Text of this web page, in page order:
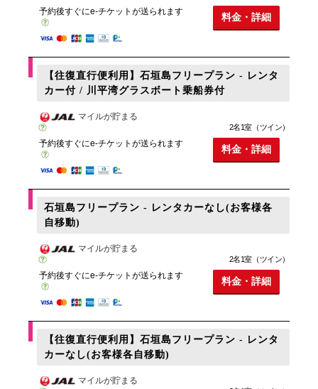
予約後すぐにe-チケットが送られます 料金・詳細
【往復直行便利用】石垣島フリープラン - レンタ
カー付 / 川平湾グラスボート乗船券付
マイルが貯まる
予約後すぐにe-チケットが送られます
2名1室（ツイン）
料金・詳細
石垣島フリープラン - レンタカーなし(お客様各
自移動)
マイルが貯まる
予約後すぐにe-チケットが送られます
2名1室（ツイン）
料金・詳細
【往復直行便利用】石垣島フリープラン - レンタ
カーなし(お客様各自移動)
マイルが貯まる